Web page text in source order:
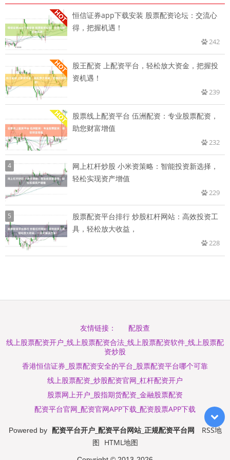
恒信证券app下载安装 股票配资论坛：交流心
得，把握机遇！
242
股王配资 上配资平台，轻松放大资金，把握投
资机遇！
239
股票线上配资平台 伍洲配资：专业股票配资，
助您财富增值
232
4
网上杠杆炒股 小米资策略：智能投资新选择，
轻松实现资产增值
229
5
股票配资平台排行 炒股杠杆网站：高效投资工
具，轻松放大收益，
228
友情链接：
配股查
线上股票配资开户_线上股票配资合法_线上股票配资软件_线上股票配
资炒股
香港恒信证券_股票配资安全的平台_股票配资平台哪个可靠
线上股票配资_炒股配资官网_杠杆配资开户
股票网上开户_股指期货配资_金融股票配资
配资平台官网_配资官网APP下载_配资股票APP下载
Powered by 配资平台开户_配资平台网站_正规配资平台网
RSS地
图 HTML地图